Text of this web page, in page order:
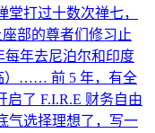
打过十数次禅七，
部的尊者们修习止
每年去尼泊尔和印度
）…… 前 5 年，有全
了 F.I.R.E 财务自由
气选择理想了，写一